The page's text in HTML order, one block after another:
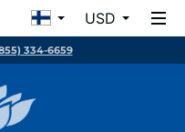
USD
334-6659